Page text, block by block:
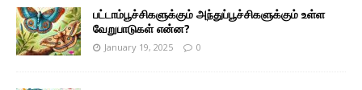
பட்டாம்பூச்சிகளுக்கும் அந்துப்பூச்சிகளுக்கும் உள்ள
வேறுபாடுகள் என்ன?
January 19, 2025 0